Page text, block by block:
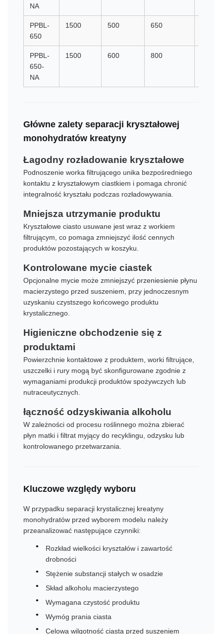
NA
PPBL-
650
1500 500 650
PPBL-
650-
NA
1500 600 800
Główne zalety separacji kryształowej
monohydratów kreatyny
Łagodny rozładowanie kryształowe
Podnoszenie worka filtrującego unika bezpośredniego
kontaktu z kryształowym ciastkiem i pomaga chronić
integralność kryształu podczas rozładowywania.
Mniejsza utrzymanie produktu
Kryształowe ciasto usuwane jest wraz z workiem
filtrującym, co pomaga zmniejszyć ilość cennych
produktów pozostających w koszyku.
Kontrolowane mycie ciastek
Opcjonalne mycie może zmniejszyć przeniesienie płynu
macierzystego przed suszeniem, przy jednoczesnym
uzyskaniu czystszego końcowego produktu
krystalicznego.
Higieniczne obchodzenie się z
produktami
Powierzchnie kontaktowe z produktem, worki filtrujące,
uszczelki i rury mogą być skonfigurowane zgodnie z
wymaganiami produkcji produktów spożywczych lub
nutraceutycznych.
łączność odzyskiwania alkoholu
W zależności od procesu roślinnego można zbierać
płyn matki i filtrat myjący do recyklingu, odzysku lub
kontrolowanego przetwarzania.
Kluczowe względy wyboru
W przypadku separacji krystalicznej kreatyny
monohydratów przed wyborem modelu należy
przeanalizować następujące czynniki:
Rozkład wielkości kryształów i zawartość
drobności
Stężenie substancji stałych w osadzie
Skład alkoholu macierzystego
Wymagana czystość produktu
Wymóg prania ciasta
Celowa wilgotność ciasta przed suszeniem